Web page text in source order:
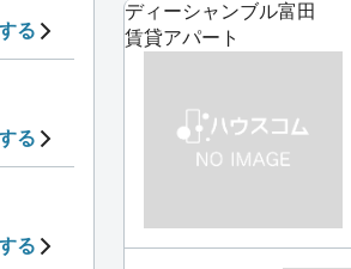
ディーシャンブル富田
賃貸アパート
る
る
る